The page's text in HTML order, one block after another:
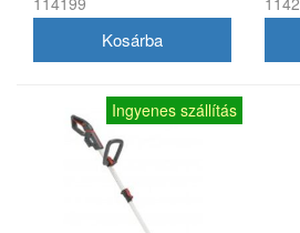
Ingyenes szállítás